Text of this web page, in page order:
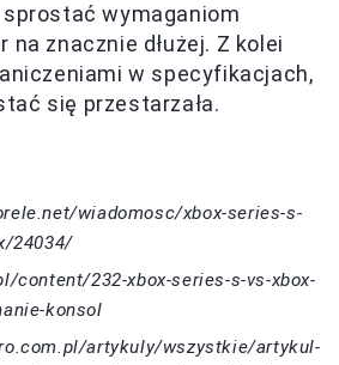
sprostać wymaganiom
na znacznie dłużej. Z kolei
w specyfikacjach,
się przestarzała.
wiadomosc/xbox-series-s-
24034/
content/232-xbox-series-s-vs-xbox-
konsol
artykuly/wszystkie/artykul-